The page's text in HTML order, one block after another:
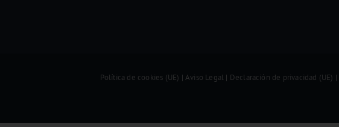
Política de cookies (UE) | Aviso Legal | Declaración de privacidad (UE) |